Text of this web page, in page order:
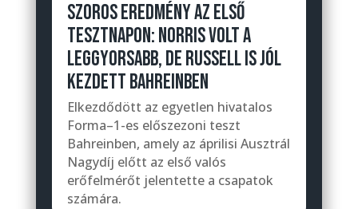
SZOROS EREDMÉNY AZ ELSŐ
TESZTNAPON: NORRIS VOLT A
LEGGYORSABB, DE RUSSELL IS JÓL
KEZDETT BAHREINBEN
Elkezdődött az egyetlen hivatalos
Forma–1-es előszezoni teszt
Bahreinben, amely az áprilisi Ausztrál
Nagydíj előtt az első valós
erőfelmérőt jelentette a csapatok
számára.